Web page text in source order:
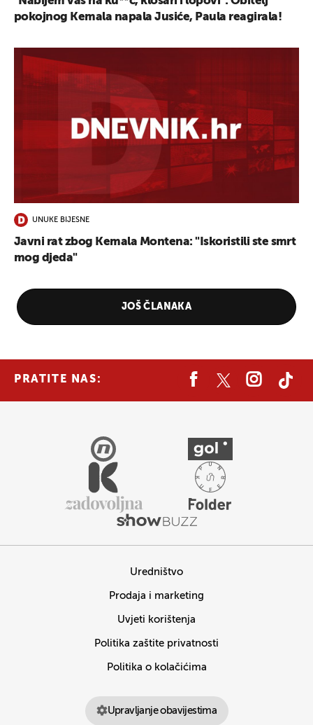
pokojnog Kemala napala Jusiće, Paula reagirala!
UNUKE BIJESNE
Javni rat zbog Kemala Montena: "Iskoristili ste smrt
mog djeda"
JOŠ ČLANAKA
PRATITE NAS:
Uredništvo
Prodaja i marketing
Uvjeti korištenja
Politika zaštite privatnosti
Politika o kolačićima
Upravljanje obavijestima